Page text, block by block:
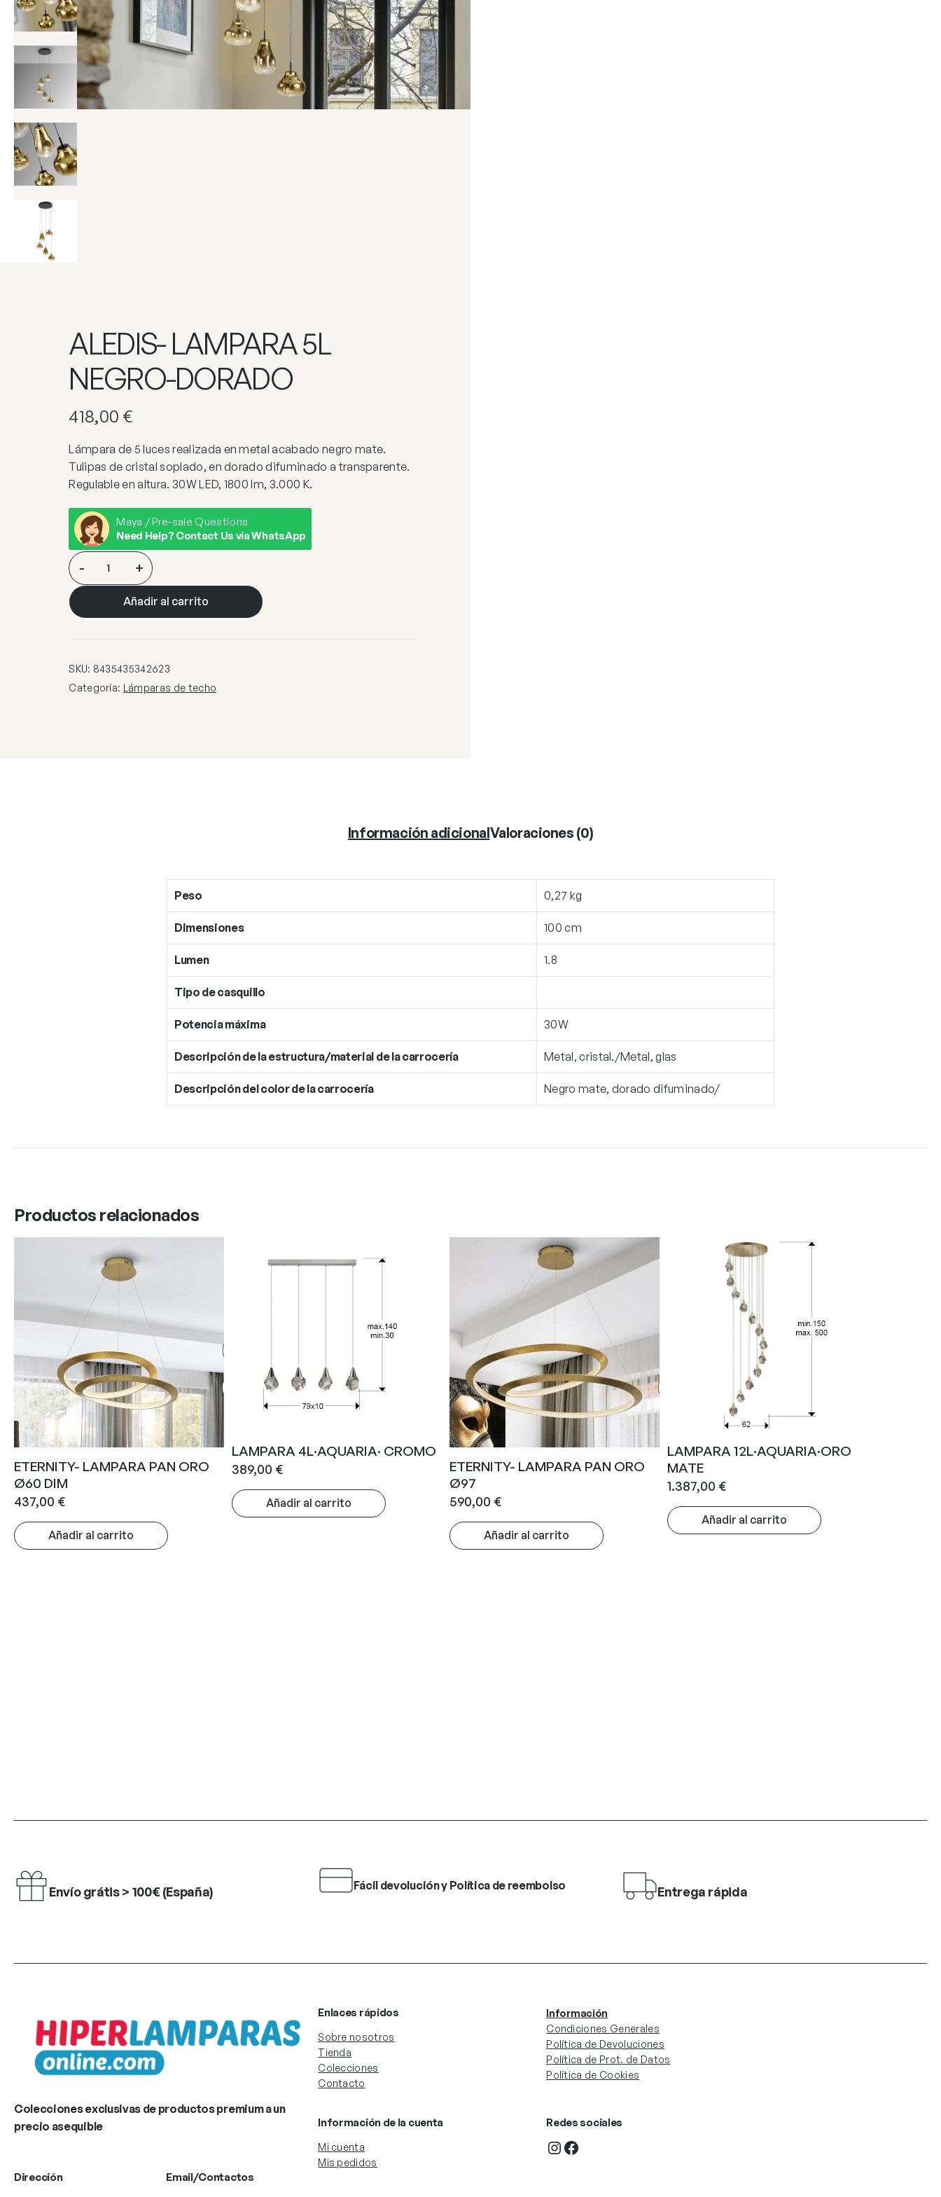
ALEDIS- LAMPARA 5L
NEGRO-DORADO
418,00 €
Lámpara de 5 luces realizada en metal acabado negro mate.
Tulipas de cristal soplado, en dorado difuminado a transparente.
Regulable en altura. 30W LED, 1800 lm, 3.000 K.
Maya / Pre-sale Questions
Need Help? Contact Us via WhatsApp
ALEDIS-
LAMPARA
5L
NEGRO-
- +
Añadir al carrito
SKU: 8435435342623
Categoría: Lámparas de techo
Información adicionalValoraciones (0)
Peso 0,27 kg
Dimensiones 100 cm
Lumen 1.8
Tipo de casquillo
Potencia máxima 30W
Descripción de la estructura/material de la carrocería Metal, cristal./Metal, glas
Descripción del color de la carrocería Negro mate, dorado difuminado/
Productos relacionados
ETERNITY- LAMPARA PAN ORO
Ø60 DIM
437,00 €
Añadir al carrito
LAMPARA 4L·AQUARIA· CROMO
389,00 €
Añadir al carrito
ETERNITY- LAMPARA PAN ORO
Ø97
590,00 €
Añadir al carrito
LAMPARA 12L·AQUARIA·ORO
MATE
1.387,00 €
Añadir al carrito
Envío grátis > 100€ (España) Fácil devolución y Política de reembolso Entrega rápida
Colecciones exclusivas de productos premium a un
precio asequible
Dirección Email/Contactos
Enlaces rápidos
Sobre nosotros
Tienda
Colecciones
Contacto
Información
Condiciones Generales
Política de Devoluciones
Política de Prot. de Datos
Política de Cookies
Información de la cuenta
Mi cuenta
Mis pedidos
Redes sociales
InstagramFacebook